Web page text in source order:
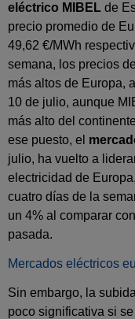
eléctrico MIBEL de
precio promedio de
49,62 €/MWh
semana, los precios
más altos de Europa,
10 de julio, aunque
más alto del
ese puesto, el
julio, ha vuelto a
electricidad de
cuatro días de la
un 4% al comparar
pasada.
Mercados eléctricos
Sin embargo, la
poco significativa si